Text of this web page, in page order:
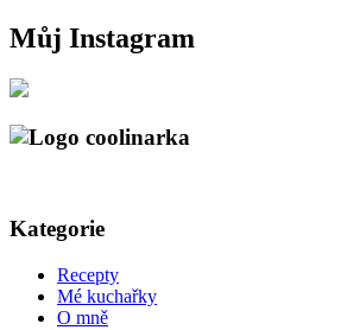
Můj Instagram
Kategorie
Recepty
Mé kuchařky
O mně